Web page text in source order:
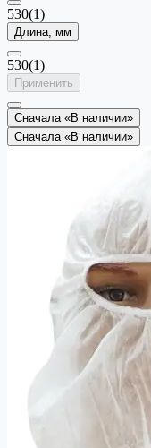
530(1)
Длина, мм
530(1)
Применить
Сначала «В наличии»
Сначала «В наличии»